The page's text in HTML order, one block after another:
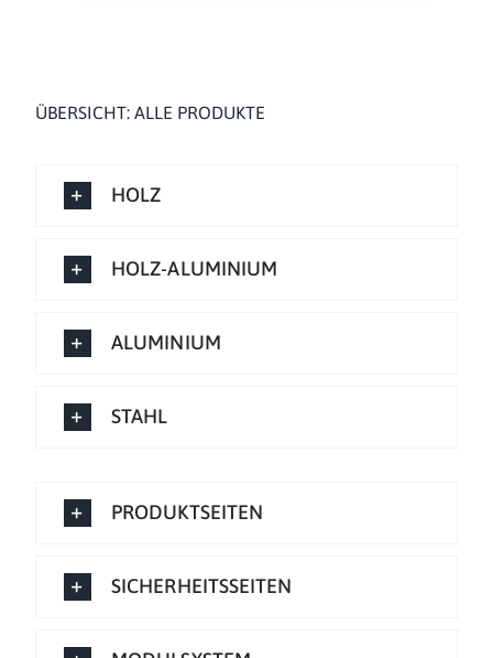
ÜBERSICHT: ALLE PRODUKTE
HOLZ
HOLZ-ALUMINIUM
ALUMINIUM
STAHL
PRODUKTSEITEN
SICHERHEITSSEITEN